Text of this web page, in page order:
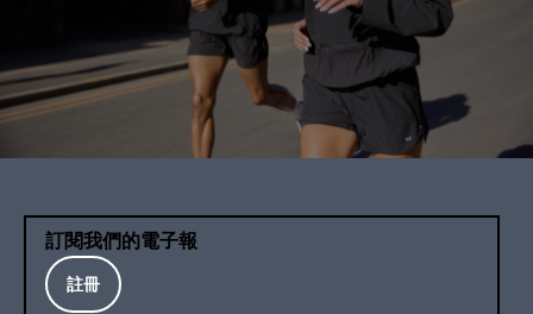
訂閱我們的電子報
註冊